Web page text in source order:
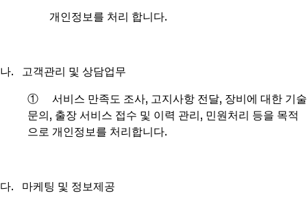
개인정보를 처리 합니다.
나. 고객관리 및 상담업무
① 서비스 만족도 조사, 고지사항 전달, 장비에 대한 기술
문의, 출장 서비스 접수 및 이력 관리, 민원처리 등을 목적
으로 개인정보를 처리합니다.
다. 마케팅 및 정보제공